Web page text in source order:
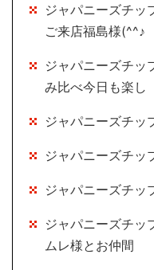
ジャパニーズチッ
ご来店福島様(^^♪
ジャパニーズチッ
み比べ今日も楽し
ジャパニーズチッ
ジャパニーズチッ
ジャパニーズチッ
ジャパニーズチ
ムレ様とお仲間